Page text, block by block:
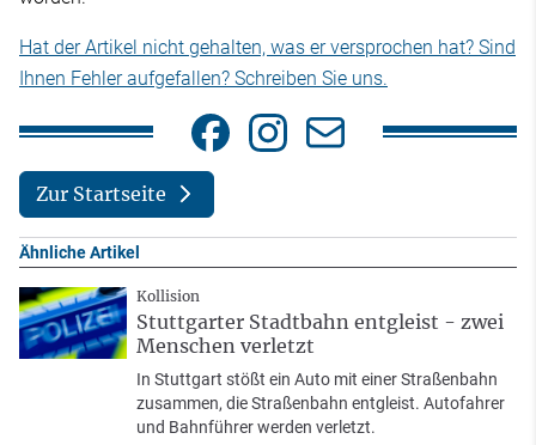
Hat der Artikel nicht gehalten, was er versprochen hat? Sind
Ihnen Fehler aufgefallen? Schreiben Sie uns.
Zur Startseite
Ähnliche Artikel
Kollision
Stuttgarter Stadtbahn entgleist - zwei
Menschen verletzt
In Stuttgart stößt ein Auto mit einer Straßenbahn
zusammen, die Straßenbahn entgleist. Autofahrer
und Bahnführer werden verletzt.